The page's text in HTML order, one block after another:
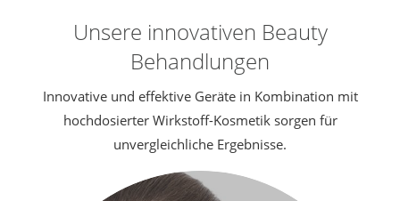
Unsere innovativen Beauty
Behandlungen
Innovative und effektive Geräte in Kombination mit
hochdosierter Wirkstoff-Kosmetik sorgen für
unvergleichliche Ergebnisse.